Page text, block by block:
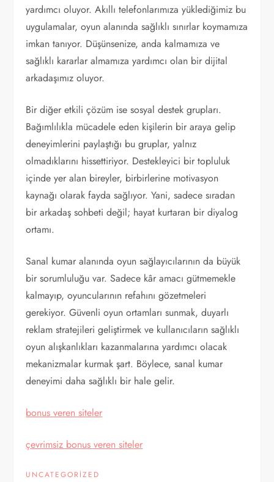
yardımcı oluyor. Akıllı telefonlarımıza yüklediğimiz bu
uygulamalar, oyun alanında sağlıklı sınırlar koymamıza
imkan tanıyor. Düşünsenize, anda kalmamıza ve
sağlıklı kararlar almamıza yardımcı olan bir dijital
arkadaşımız oluyor.
Bir diğer etkili çözüm ise sosyal destek grupları.
Bağımlılıkla mücadele eden kişilerin bir araya gelip
deneyimlerini paylaştığı bu gruplar, yalnız
olmadıklarını hissettiriyor. Destekleyici bir topluluk
içinde yer alan bireyler, birbirlerine motivasyon
kaynağı olarak fayda sağlıyor. Yani, sadece sıradan
bir arkadaş sohbeti değil; hayat kurtaran bir diyalog
ortamı.
Sanal kumar alanında oyun sağlayıcılarının da büyük
bir sorumluluğu var. Sadece kâr amacı gütmemekle
kalmayıp, oyuncularının refahını gözetmeleri
gerekiyor. Güvenli oyun ortamları sunmak, duyarlı
reklam stratejileri geliştirmek ve kullanıcıların sağlıklı
oyun alışkanlıkları kazanmalarına yardımcı olacak
mekanizmalar kurmak şart. Böylece, sanal kumar
deneyimi daha sağlıklı bir hale gelir.
bonus veren siteler
çevrimsiz bonus veren siteler
UNCATEGORIZED